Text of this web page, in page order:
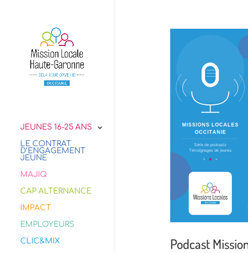
JEUNES 16-25 ANS
LE CONTRAT
D’ENGAGEMENT
JEUNE
MAJIQ
CAP ALTERNANCE
IMPACT
EMPLOYEURS
CLIC&MIX
Podcast